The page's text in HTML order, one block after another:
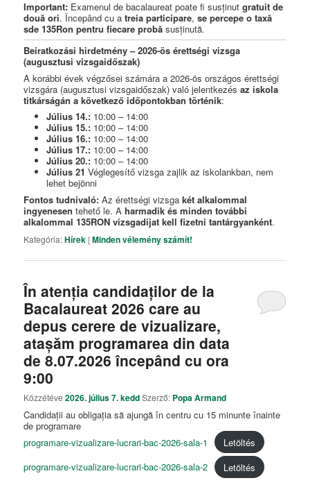
Important: Examenul de bacalaureat poate fi susținutgratuit de
două ori. Începând cu atreia participare,se percepe o taxă
sde 135Ron pentru fiecare probă susținută.
Beiratkozási hirdetmény – 2026-ös érettségi vizsga
(augusztusi vizsgaidőszak)
A korábbi évek végzősei számára a 2026-ös országos érettségi
vizsgára (augusztusi vizsgaidőszak) való jelentkezésaz iskola
titkárságán a következő időpontokban történik:
Július 14.:10:00 – 14:00
Július 15.:10:00 – 14:00
Július 16.:10:00 – 14:00
Július 17.:10:00 – 14:00
Július 20.:10:00 – 14:00
Július 21 Véglegesítő vizsga zajlik az iskolankban, nem
lehet bejönni
Fontos tudnivaló: Az érettségi vizsgakét alkalommal
ingyenesen tehető le. Aharmadik és minden további
alkalommal 135RON vizsgadíjat kell fizetni tantárgyanként.
Kategória:Hírek |Minden vélemény számít!
În atenția candidaților de la
Bacalaureat 2026 care au
depus cerere de vizualizare,
atașăm programarea din data
de 8.07.2026 începând cu ora
9:00
Közzétéve2026. július 7. keddSzerző: Popa Armand
Candidații au obligația să ajungă în centru cu 15 minunte înainte
de programare
programare-vizualizare-lucrari-bac-2026-sala-1
Letöltés
programare-vizualizare-lucrari-bac-2026-sala-2
Letöltés